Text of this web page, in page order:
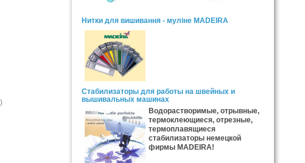
Нитки для вишивання - муліне MADEIRA
Стабилизаторы для работы на швейных и
вышивальных машинах
Водорастворимые, отрывные,
термоклеющиеся, отрезные,
термоплавящиеся
стабилизаторы немецкой
фирмы MADEIRA!